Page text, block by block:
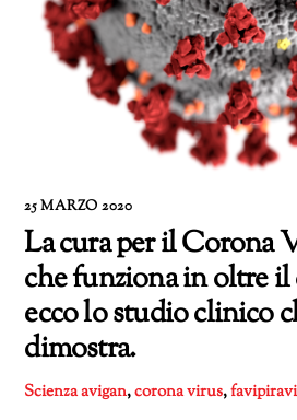
25 MARZO 2020
La cura per il Corona
che funziona in oltre il
ecco lo studio clinico
dimostra.
Scienzaavigan,corona virus,